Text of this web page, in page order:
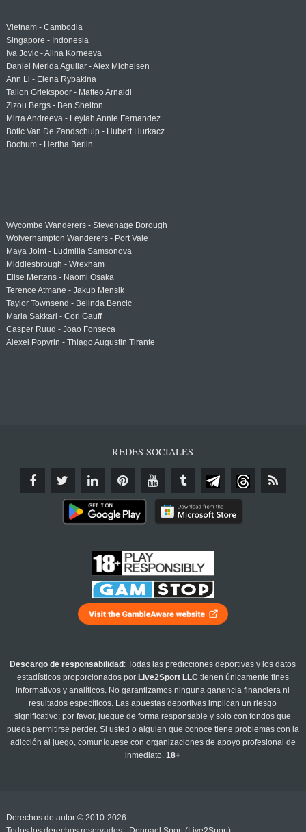
Vietnam - Cambodia
Singapore - Indonesia
Iva Jovic - Alina Korneeva
Daniel Merida Aguilar - Alex Michelsen
Ann Li - Elena Rybakina
Tallon Griekspoor - Matteo Arnaldi
Zizou Bergs - Ben Shelton
Mirra Andreeva - Leylah Annie Fernandez
Botic Van De Zandschulp - Hubert Hurkacz
Bochum - Hertha Berlin
Wycombe Wanderers - Stevenage Borough
Wolverhampton Wanderers - Port Vale
Maya Joint - Ludmilla Samsonova
Middlesbrough - Wrexham
Elise Mertens - Naomi Osaka
Terence Atmane - Jakub Mensik
Taylor Townsend - Belinda Bencic
Maria Sakkari - Cori Gauff
Casper Ruud - Joao Fonseca
Alexei Popyrin - Thiago Augustin Tirante
REDES SOCIALES
Descargo de responsabilidad : Todas las predicciones deportivas y los datos
estadísticos proporcionados por Live2Sport LLC tienen únicamente fines
informativos y analíticos. No garantizamos ninguna ganancia financiera ni
resultados específicos. Las apuestas deportivas implican un riesgo
significativo; por favor, juegue de forma responsable y solo con fondos que
pueda permitirse perder. Si usted o alguien que conoce tiene problemas con la
adicción al juego, comuníquese con organizaciones de apoyo profesional de
inmediato.18+
Derechos de autor © 2010-2026